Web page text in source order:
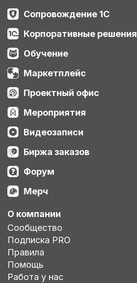
Сопровождение 1С
Корпоративные решения
Обучение
Маркетплейс
Проектный офис
Мероприятия
Видеозаписи
Биржа заказов
Форум
Мерч
О компании
Сообщество
Подписка PRO
Правила
Помощь
Работа у нас